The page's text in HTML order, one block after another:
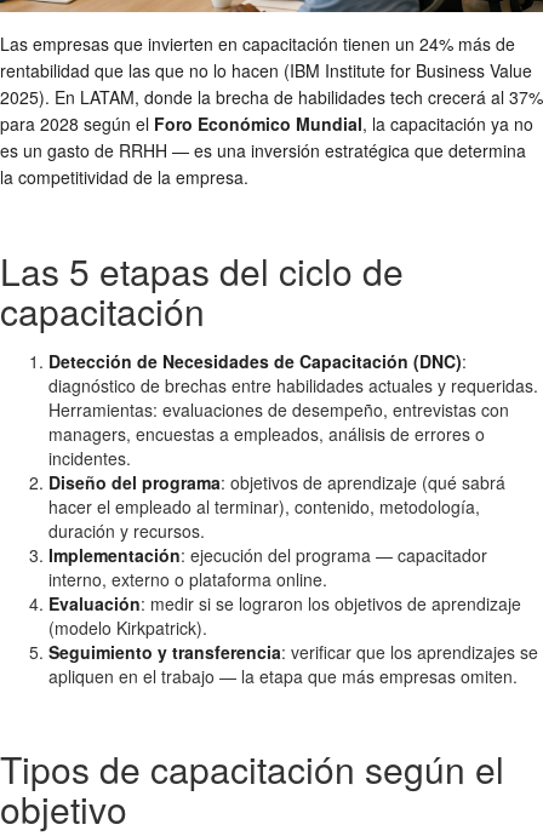
Las empresas que invierten en capacitación tienen un 24% más de
rentabilidad que las que no lo hacen (IBM Institute for Business Value
2025). En LATAM, donde la brecha de habilidades tech crecerá al 37%
para 2028 según el Foro Económico Mundial, la capacitación ya no
es un gasto de RRHH — es una inversión estratégica que determina
la competitividad de la empresa.
Las 5 etapas del ciclo de
capacitación
Detección de Necesidades de Capacitación (DNC):
diagnóstico de brechas entre habilidades actuales y requeridas.
Herramientas: evaluaciones de desempeño, entrevistas con
managers, encuestas a empleados, análisis de errores o
incidentes.
Diseño del programa: objetivos de aprendizaje (qué sabrá
hacer el empleado al terminar), contenido, metodología,
duración y recursos.
Implementación: ejecución del programa — capacitador
interno, externo o plataforma online.
Evaluación: medir si se lograron los objetivos de aprendizaje
(modelo Kirkpatrick).
Seguimiento y transferencia: verificar que los aprendizajes se
apliquen en el trabajo — la etapa que más empresas omiten.
Tipos de capacitación según el
objetivo